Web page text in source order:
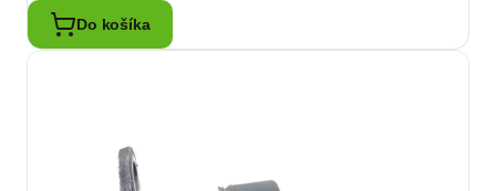
Do košíka